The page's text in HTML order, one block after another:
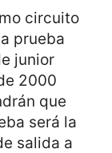
circuito
prueba
junior
2000
que
será la
salida a